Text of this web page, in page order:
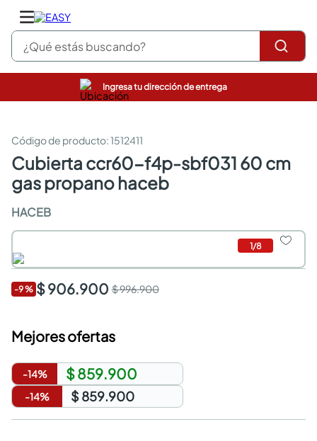
¿Qué estás buscando?
Ingresa tu dirección de entrega
:1512411
cubierta ccr60-f4p-sbf031 60 cm
gas propano haceb
HACEB
1/8
-9% $ 906.900 $ 996.900
Mejores ofertas
-14% $ 859.900
-14% $ 859.900
pinturas
sanitarios
comedor
escritorio
pisos
armarios closet
comedores